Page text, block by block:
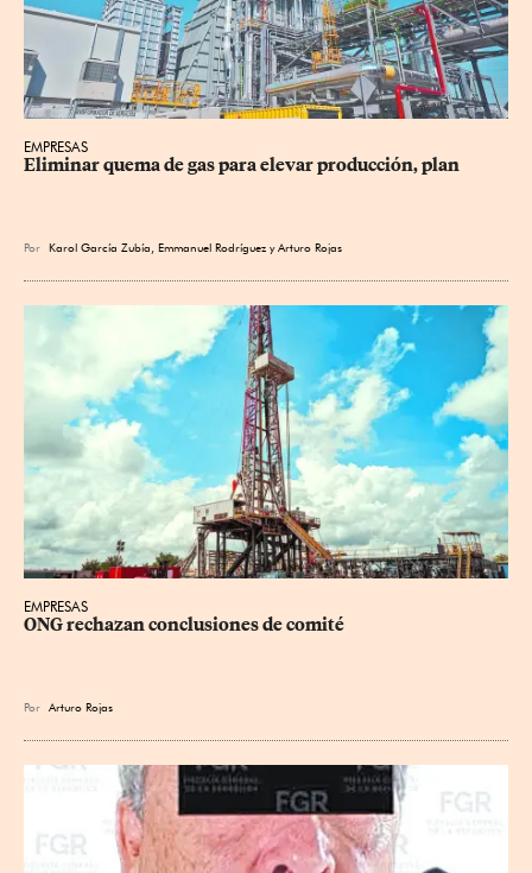
EMPRESAS
Eliminar quema de gas para elevar producción, plan
Por Karol García Zubía Emmanuel Rodríguez yArturo Rojas
EMPRESAS
ONG rechazan conclusiones de comité
Por Arturo Rojas